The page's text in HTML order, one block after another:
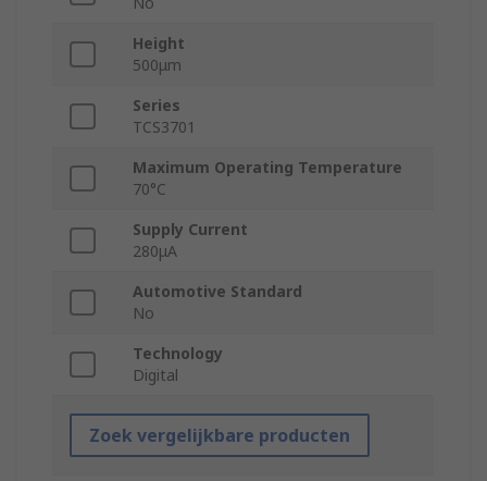
Height
500μm
Series
TCS3701
Maximum Operating Temperature
70°C
Supply Current
280μA
Automotive Standard
No
Technology
Digital
Zoek vergelijkbare producten